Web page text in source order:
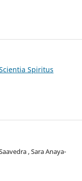
Spiritus
, Sara Anaya-